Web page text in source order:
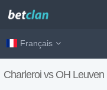
Français
Charleroi vs OH Leuven